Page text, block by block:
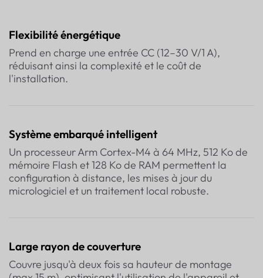
Flexibilité énergétique
Prend en charge une entrée CC (12–30 V/1 A),
réduisant ainsi la complexité et le coût de
l'installation.
Système embarqué intelligent
Un processeur Arm Cortex-M4 à 64 MHz, 512 Ko de
mémoire Flash et 128 Ko de RAM permettent la
configuration à distance, les mises à jour du
micrologiciel et un traitement local robuste.
Large rayon de couverture
Couvre jusqu'à deux fois sa hauteur de montage